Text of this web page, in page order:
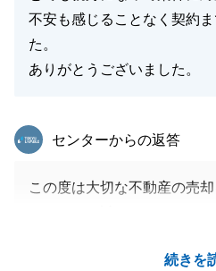
不安も感じることなく契約
た。
ありがとうございました。
続きを
東急リバブル
センターからの返答
この度は大切な不動産の売
リアすることができたのも